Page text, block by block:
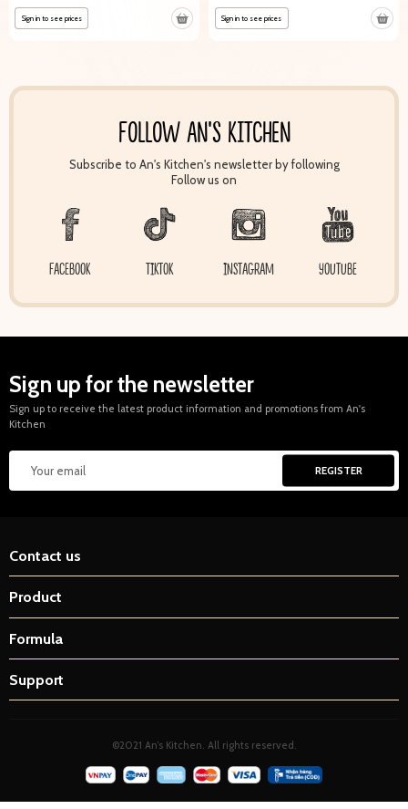
Sign in to see prices Sign in to see prices
FOLLOW AN'S KITCHEN
Subscribe to An's Kitchen's newsletter by following
Follow us on
FACEBOOK TIKTOK INSTAGRAM YOUTUBE
Sign up for the newsletter
Sign up to receive the latest product information and promotions from An's
Kitchen
Contact us
Product
Formula
Support
©2021 An’s Kitchen. All rights reserved.